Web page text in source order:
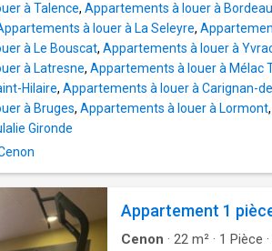
la gare de Cenon Pont
rocade bordelaise.
Cenon, entre les
Saraillère et le centre-
résidence est le
dynamisme.
minutes à pied avec
composé d'une entrée,
à Talence, Appartements à louer à
à louer à La Seleyre,
à Le Bouscat, Appartements à louer à
à Latresne, Appartements à louer à Mélac
Hilaire, Appartements à louer à Carignan-
à Bruges, Appartements à louer à Lormont,
Gironde
Appartement 1
Cenon · 22 m² · 1 Pièce ·